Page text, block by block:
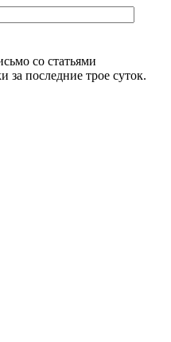
со статьями
последние трое суток.